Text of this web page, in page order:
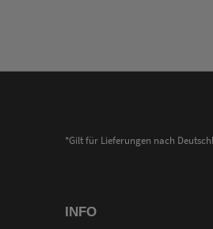
*Gilt für Lieferungen nach
INFO